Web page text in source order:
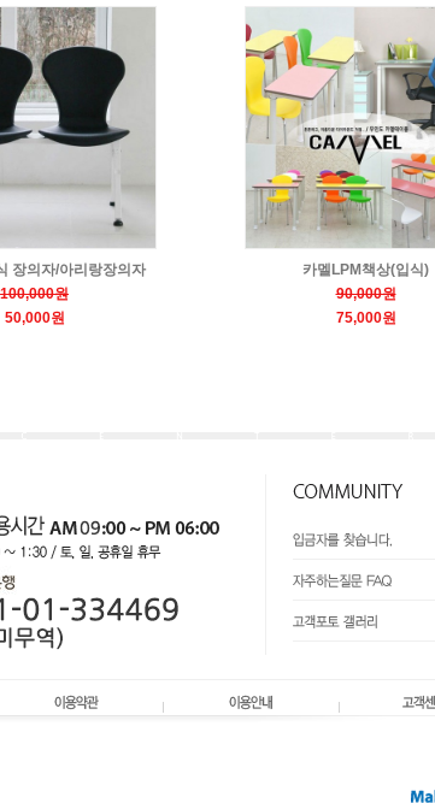
장의자/아리랑장의자
100,000원
50,000원
카멜LPM책상(입식)
90,000원
75,000원